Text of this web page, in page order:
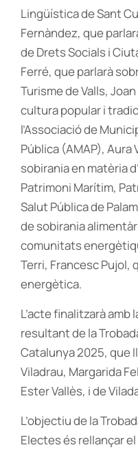
Lingüística de Sant
Fernàndez, que
de Drets Socials i
Ferré, que parlarà
Turisme de Valls,
cultura popular i
l’Associació de
Pública (AMAP), Aura
sobirania en matèria
Patrimoni Marítim,
Salut Pública de
de sobirania
comunitats
Terri, Francesc Pujol,
energètica.
L’acte finalitzarà
resultant de la
Catalunya 2025, que
Viladrau, Margarida
Ester Vallès, i de
L’objectiu de la
Electes és rellançar